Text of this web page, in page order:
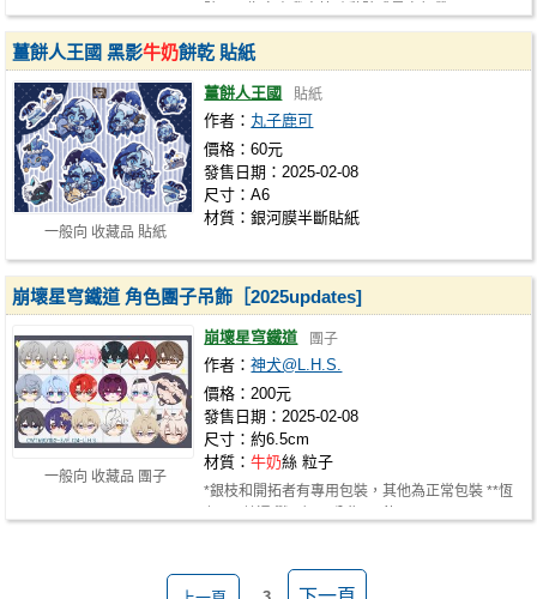
一般向 收藏品 貼紙
薑餅人王國 黑影牛奶餅乾 貼紙
薑餅人王國 貼紙
作者： 丸子鹿可
價格：60元
發售日期：2025-02-08
尺寸：A6
材質：銀河膜半斷貼紙
一般向 收藏品 團子
崩壞星穹鐵道 角色團子吊飾［2025updates]
崩壞星穹鐵道 團子
作者：神犬@L.H.S.
價格：200元
發售日期：2025-02-08
尺寸：約6.5cm
材質：牛奶絲 粒子
*銀枝和開拓者有專用包裝，其他為正常包裝 **恆